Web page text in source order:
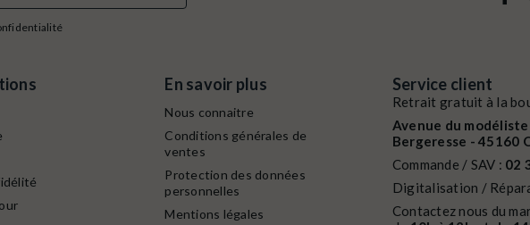
En savoir plus
Nous connaitre
Conditions générales de
ventes
Protection des données
personnelles
Mentions légales
Service client
Retrait gratuit à la
Avenue du
Bergeresse - 45160
Commande / SAV : 02
Digitalisation /
Contactez nous du